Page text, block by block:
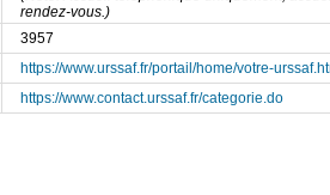
rendez-vous.)
3957
https://www.urssaf.fr/portail/home/votre-
https://www.contact.urssaf.fr/categorie.do